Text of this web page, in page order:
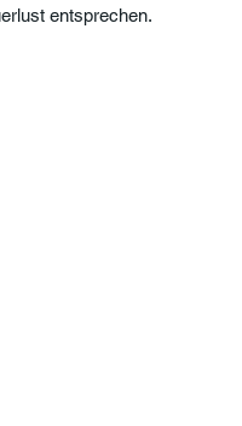
entsprechen.